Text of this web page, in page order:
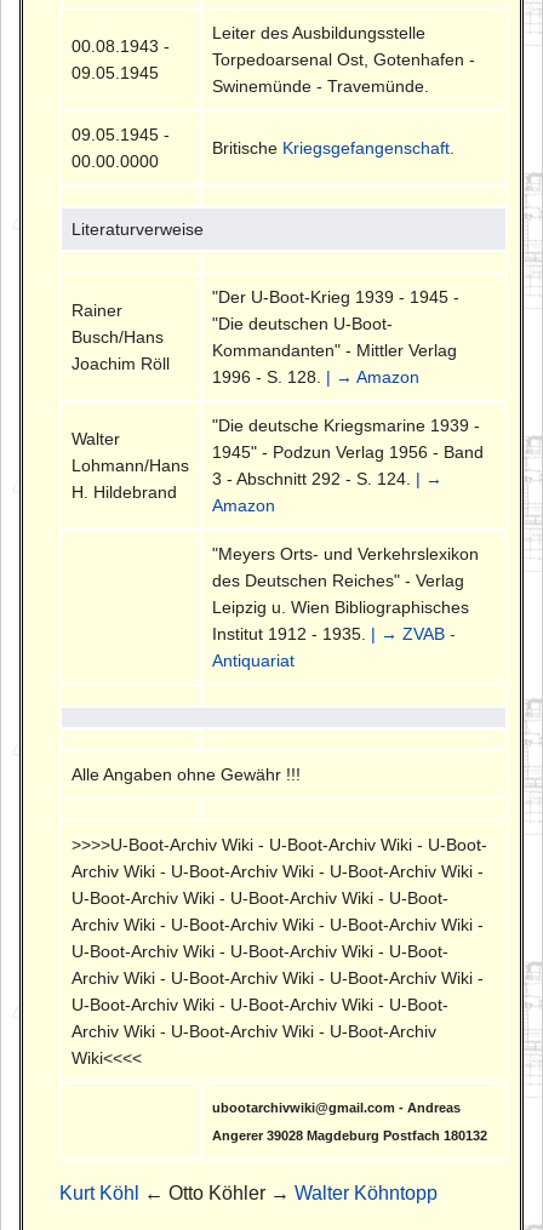
00.08.1943 -
09.05.1945
Leiter des Ausbildungsstelle
Torpedoarsenal Ost, Gotenhafen -
Swinemünde - Travemünde.
09.05.1945 -
00.00.0000
Britische Kriegsgefangenschaft
Literaturverweise
Rainer
Busch/Hans
Joachim Röll
"Der U-Boot-Krieg 1939 - 1945 -
"Die deutschen U-Boot-
Kommandanten" - Mittler Verlag
1996 - S. 128. | → Amazon
Walter
Lohmann/Hans
H. Hildebrand
"Die deutsche Kriegsmarine 1939 -
1945" - Podzun Verlag 1956 - Band
3 - Abschnitt 292 - S. 124. | →
Amazon
"Meyers Orts- und Verkehrslexikon
des Deutschen Reiches" - Verlag
Leipzig u. Wien Bibliographisches
Institut 1912 - 1935. | → ZVAB -
Antiquariat
Alle Angaben ohne Gewähr !!!
>>>>U-Boot-Archiv Wiki - U-Boot-Archiv Wiki - U-Boot-
Archiv Wiki - U-Boot-Archiv Wiki - U-Boot-Archiv Wiki -
U-Boot-Archiv Wiki - U-Boot-Archiv Wiki - U-Boot-
Archiv Wiki - U-Boot-Archiv Wiki - U-Boot-Archiv Wiki -
U-Boot-Archiv Wiki - U-Boot-Archiv Wiki - U-Boot-
Archiv Wiki - U-Boot-Archiv Wiki - U-Boot-Archiv Wiki -
U-Boot-Archiv Wiki - U-Boot-Archiv Wiki - U-Boot-
Archiv Wiki - U-Boot-Archiv Wiki - U-Boot-Archiv
Wiki<<<<
ubootarchivwiki@gmail.com - Andreas
Angerer 39028 Magdeburg Postfach 180132
Kurt Köhl ← Otto Köhler → Walter Köhntopp